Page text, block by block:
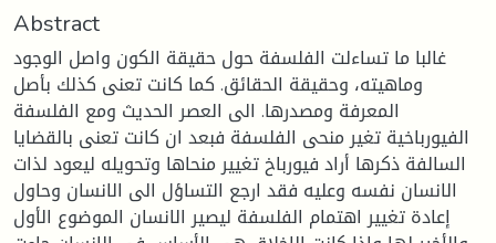
Abstract
غالبا ما تساءلت الفلسفة حول حقيقة الكون واصل الوجود
وماهيته، وحقيقة الحقائق. كما كانت تعنى كذلك بأصل
المعرفة ومصدرها. الى العصر الحديث ومع الفلسفة
الفيورباخية تغير منحى الفلسفة فبعد ان كانت تعنى بالقضايا
السالفة ذكرها أراد فيورباخ تغيير منحاها وتحويله ليعود لذات
الانسان نفسه وعليه فقد ارجع التساؤل الى الانسان وحاول
إعادة تغيير اهتمام الفلسفة ليصير الانسان الموضوع الأول